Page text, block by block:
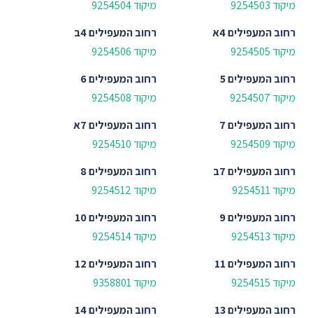
מיקוד 9254503
מיקוד 9254504
רחובהמעפילים 4א
מיקוד 9254505
רחובהמעפילים 4ב
מיקוד 9254506
רחובהמעפילים 5
מיקוד 9254507
רחובהמעפילים 6
מיקוד 9254508
רחובהמעפילים 7
מיקוד 9254509
רחובהמעפילים 7א
מיקוד 9254510
רחובהמעפילים 7ב
מיקוד 9254511
רחובהמעפילים 8
מיקוד 9254512
רחובהמעפילים 9
מיקוד 9254513
רחובהמעפילים 10
מיקוד 9254514
רחובהמעפילים 11
מיקוד 9254515
רחובהמעפילים 12
מיקוד 9358801
רחובהמעפילים 13
רחובהמעפילים 14